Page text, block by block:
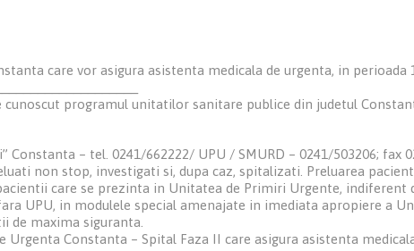
care vor asigura asistenta medicala de urgenta, in perioada
programul unitatilor sanitare publice din judetul
– tel. 0241/662222/ UPU / SMURD – 0241/503206; fax
non stop, investigati si, dupa caz, spitalizati. Preluarea
care se prezinta in Unitatea de Primiri Urgente, indiferent
UPU, in modulele special amenajate in imediata apropiere a
de maxima siguranta.
Urgenta Constanta – Spital Faza II care asigura asistenta